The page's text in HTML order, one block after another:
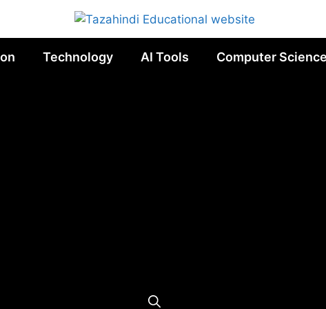
Technology AI Tools Computer Science